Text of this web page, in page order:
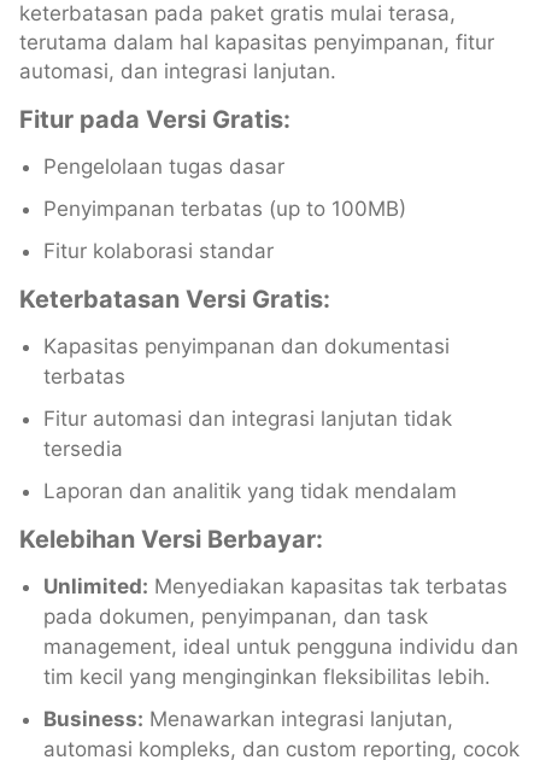
keterbatasan pada paket gratis mulai terasa,
terutama dalam hal kapasitas penyimpanan, fitur
automasi, dan integrasi lanjutan.
Fitur pada Versi Gratis:
Pengelolaan tugas dasar
Penyimpanan terbatas (up to 100MB)
Fitur kolaborasi standar
Keterbatasan Versi Gratis:
Kapasitas penyimpanan dan dokumentasi
terbatas
Fitur automasi dan integrasi lanjutan tidak
tersedia
Laporan dan analitik yang tidak mendalam
Kelebihan Versi Berbayar:
Unlimited: Menyediakan kapasitas tak terbatas
pada dokumen, penyimpanan, dan task
management, ideal untuk pengguna individu dan
tim kecil yang menginginkan fleksibilitas lebih.
Business: Menawarkan integrasi lanjutan,
automasi kompleks, dan custom reporting, cocok